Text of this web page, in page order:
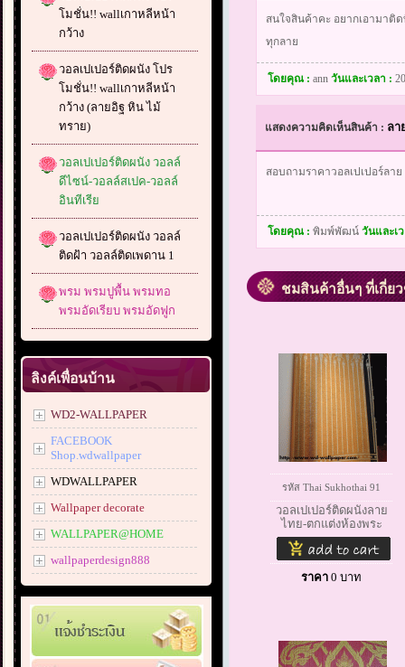
โมชั่น!! wallเกาหลีหน้า
กว้าง
วอลเปเปอร์ติดผนัง โปร
โมชั่น!! wallเกาหลีหน้า
กว้าง (ลายอิฐ หิน ไม้
ทราย)
วอลเปเปอร์ติดผนัง วอลล์
ดีไซน์-วอลล์สเปค-วอลล์
อินทีเรีย
วอลเปเปอร์ติดผนัง วอลล์
ติดฝ้า วอลล์ติดเพดาน 1
พรม พรมปูพื้น พรมทอ
พรมอัดเรียบ พรมอัดฟูก
ลิงค์เพื่อนบ้าน
WD2-WALLPAPER
FACEBOOK
Shop.wdwallpaper
WDWALLPAPER
Wallpaper decorate
WALLPAPER@HOME
wallpaperdesign888
สนใจสินค้าคะ อยากเอามาติ
ทุกลาย
โดยคุณ : ann วันและเวลา :
แสดงความคิดเห็นสินค้า : ลา
สอบถามราคาวอลเปเปอร์ลาย
โดยคุณ : พิมพ์พัฒน์ วันและเ
ชมสินค้าอื่นๆ ที่เกี่ย
รหัส Thai Sukhothai 91
วอลเปเปอร์ติดผนังลาย
ไทย-ตกแต่งห้องพระ
ราคา 0 บาท